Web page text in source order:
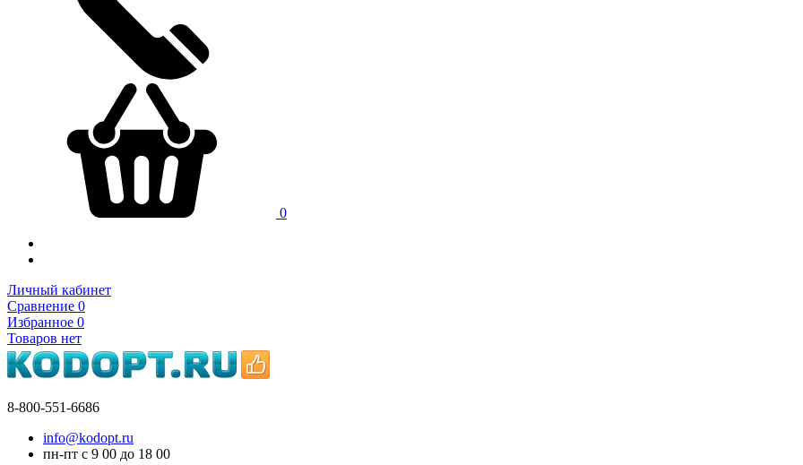
0
Личный кабинет
Сравнение 0
Избранное 0
Товаров нет
8-800-551-6686
info@kodopt.ru
пн-пт с 9 00 до 18 00